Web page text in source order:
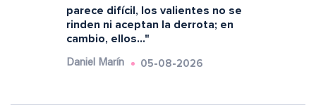
parece difícil, los valientes no se
rinden ni aceptan la derrota; en
cambio, ellos..."
Daniel Marín 05-08-2026